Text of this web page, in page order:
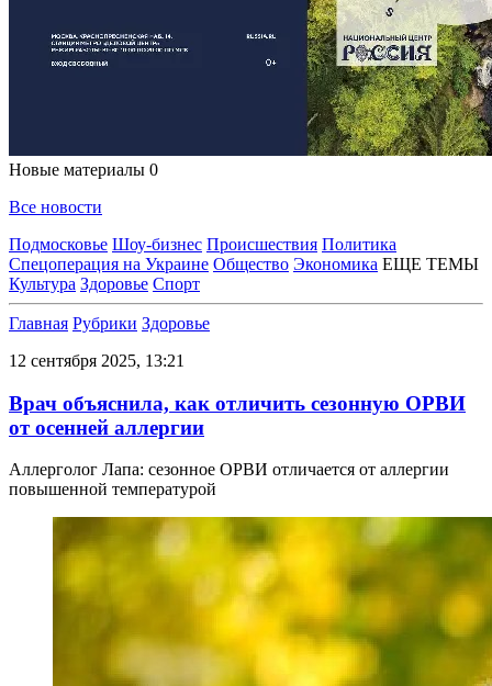
Новые материалы 0
Все новости
Подмосковье Шоу-бизнес Происшествия Политика
Спецоперация на Украине Общество Экономика ЕЩЕ ТЕМЫ
Культура Здоровье Спорт
Главная Рубрики Здоровье
12 сентября 2025, 13:21
Врач объяснила, как отличить сезонную ОРВИ
от осенней аллергии
Аллерголог Лапа: сезонное ОРВИ отличается от аллергии
повышенной температурой